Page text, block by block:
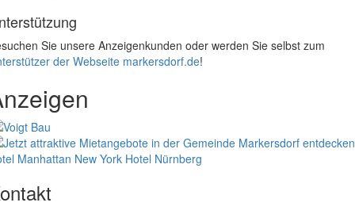
Sie unsere Anzeigenkunden oder werden Sie selbst zum
der Webseite markersdorf.de!
Manhattan New York Hotel Nürnberg